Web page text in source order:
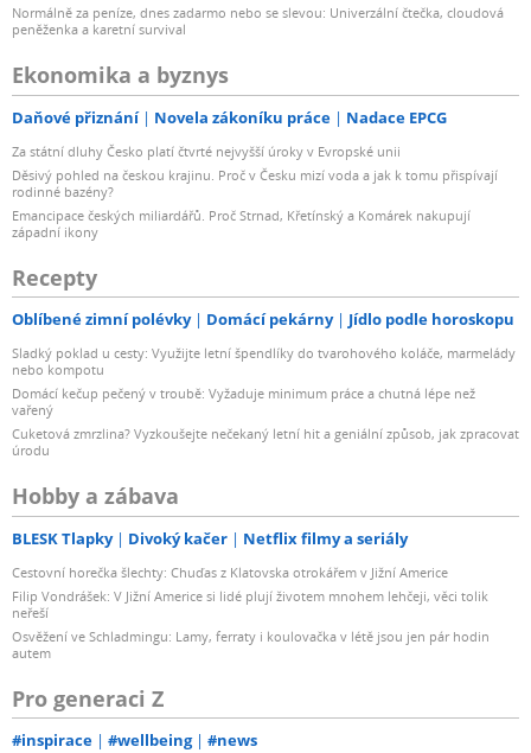
Normálně za peníze, dnes zadarmo nebo se slevou: Univerzální čtečka, cloudová
peněženka a karetní survival
Ekonomika a byznys
Daňové přiznání Novela zákoníku práce Nadace EPCG
Za státní dluhy Česko platí čtvrté nejvyšší úroky v Evropské unii
Děsivý pohled na českou krajinu. Proč v Česku mizí voda a jak k tomu přispívají
rodinné bazény?
Emancipace českých miliardářů. Proč Strnad, Křetínský a Komárek nakupují
západní ikony
Recepty
Oblíbené zimní polévky Domácí pekárny Jídlo podle horoskopu
Sladký poklad u cesty: Využijte letní špendlíky do tvarohového koláče, marmelády
nebo kompotu
Domácí kečup pečený v troubě: Vyžaduje minimum práce a chutná lépe než
vařený
Cuketová zmrzlina? Vyzkoušejte nečekaný letní hit a geniální způsob, jak zpracovat
úrodu
Hobby a zábava
BLESK Tlapky Divoký kačer Netflix filmy a seriály
Cestovní horečka šlechty: Chuďas z Klatovska otrokářem v Jižní Americe
Filip Vondrášek: V Jižní Americe si lidé plují životem mnohem lehčeji, věci tolik
neřeší
Osvěžení ve Schladmingu: Lamy, ferraty i koulovačka v létě jsou jen pár hodin
autem
Pro generaci Z
#inspirace #wellbeing #news